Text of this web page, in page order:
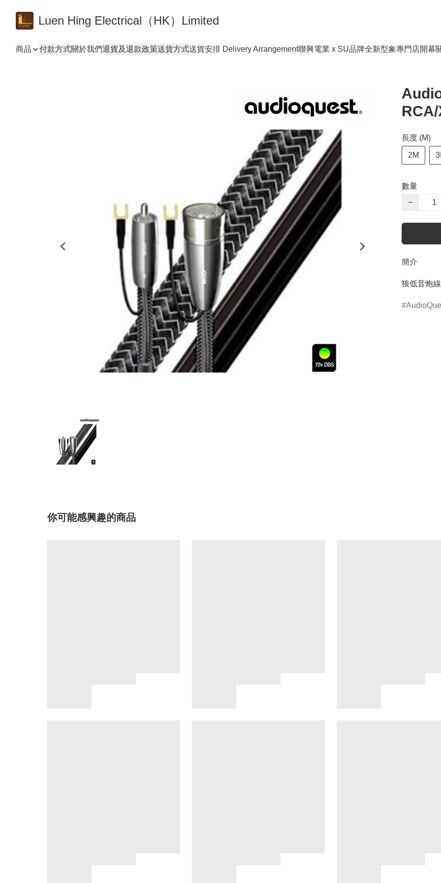
Luen Hing Electrical（HK）Limited
商品 付款方式關於我們退貨及退款政策送貨方式送貨安排 Delivery Arrangement聯興電業 x SU品牌全新型象專門店開幕
長度 (M)
2M
數量
−
簡介
狼低音炮線
你可能感興趣的商品